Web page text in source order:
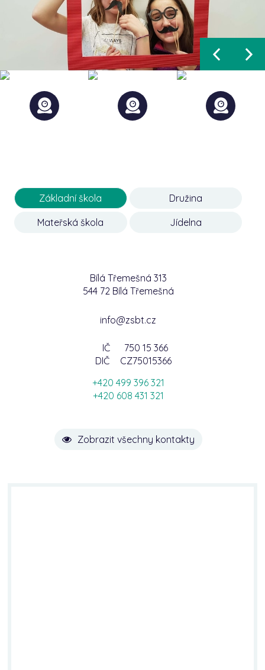
Základní škola Družina
Mateřská škola Jídelna
Bílá Třemešná 313
544 72 Bílá Třemešná
info@zsbt.cz
IČ
750 15 366
DIČ
CZ75015366
+420 499 396 321
+420 608 431 321
Zobrazit všechny kontakty